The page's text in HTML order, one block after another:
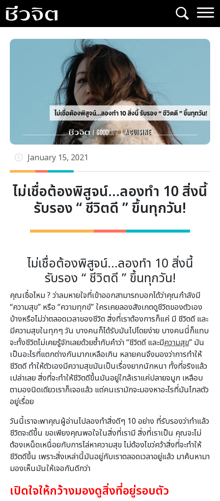
Skip
to
content
January 15, 2021
ไม่เชื่อต้องพิสูจน์…ลองทำ 10 สิ่งนี้
รับรอง “ ชีวิตดี ” ขึ้นทุกวัน!
ไม่เชื่อต้องพิสูจน์…ลองทำ 10 สิ่งนี้
รับรอง “ ชีวิตดี ” ขึ้นทุกวัน!
คุณเชื่อไหม ? ว่าลมหายใจที่เข้าออกสามารถบอกได้ว่าคุณกำลังมี
“ความสุข” หรือ “ความทุกข์” ใครเคยลองสังเกตดูชีวิตของตัวเอง
บ้างหรือไม่ว่าตลอดเวลาของชีวิต สิ่งที่เราต้องการก็แค่ มี ชีวิตดี และ
มีความสุขในทุกๆ วัน บางคนก็ได้รับมันไปโดยง่าย บางคนนี่ก็แทบ
จะทั้งชีวิตไม่เคยรู้จักเลยด้วยซ้ำกับคำว่า “ชีวิตดี และมีความสุข” มัน
เป็นอะไรที่แตกต่างกันมากเหลือเกิน หลายคนจึงมองว่าการทำให้
ชีวิตดี ทำให้ตัวเองมีความสุขมันเป็นเรื่องยากนักหนา ทั้งที่จริงแล้ว
เปล่าเลย สิ่งที่จะทำให้ชีวิตดีขึ้นมันอยู่ใกล้เราแค่ปลายจมูก เหลือบ
ตามองนิดเดียวเราก็เจอแล้ว แต่คนเรามักจะมองหาอะไรที่มันไกลตัว
อยู่เรื่อย
วันนี้เราจะพาคุณผู้อ่านไปลองทำสิ่งดีๆ 10 อย่าง ที่รับรองว่าทำแล้ว
ชีวิตจะดีขึ้น ขอเพียงคุณพอใจในสิ่งที่เรามี สิ่งที่เราเป็น คุณจะไม่
ต้องเหน็ดเหนื่อยกับการไล่หาความสุข ไม่ต้องไขว่คว้าสิ่งที่จะทำให้
ชีวิตดีขึ้น เพราะสิ่งเหล่านี้มันอยู่กับเราตลอดเวลาอยู่แล้ว มาค้นหามา
มองเห็นมันให้เจอกันดีกว่า
เปิดใจให้กว้างมองดูสิ่งที่อยู่รอบตัว